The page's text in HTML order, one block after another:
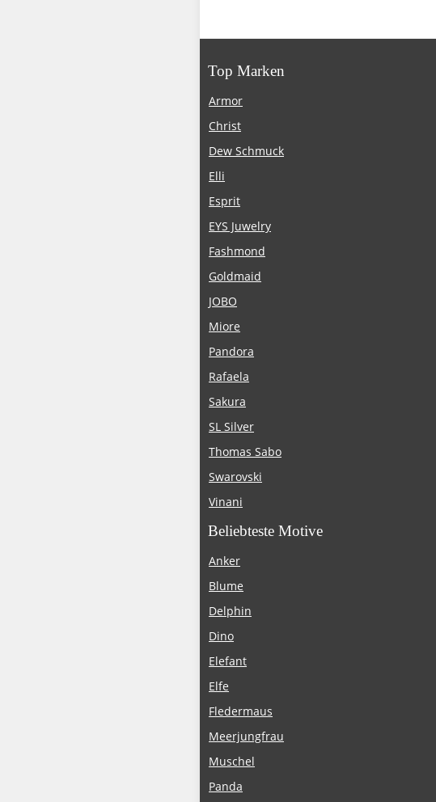
Top Marken
Armor
Christ
Dew Schmuck
Elli
Esprit
EYS Juwelry
Fashmond
Goldmaid
JOBO
Miore
Pandora
Rafaela
Sakura
SL Silver
Thomas Sabo
Swarovski
Vinani
Beliebteste Motive
Anker
Blume
Delphin
Dino
Elefant
Elfe
Fledermaus
Meerjungfrau
Muschel
Panda